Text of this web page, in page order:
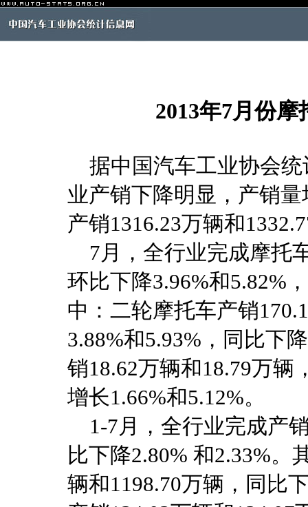
2013年7月份
据中国汽车工业协会统
业产销下降明显，产销
产销1316.23万辆和
7月，全行业完成摩托
环比下降3.96%和5.82%
中：二轮摩托车产销
3.88%和5.93%，同比下
销18.62万辆和18.79万辆
增长1.66%和5.12%。
1-7月，全行业完成产
比下降2.80% 和2.33%。
辆和1198.70万辆，同比